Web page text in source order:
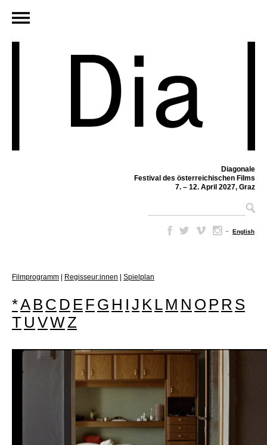
Diagonale
Festival des österreichischen Films
7. – 12. April 2027, Graz
– English
Filmprogramm Regisseur:innen Spielplan
*A B C D E F G H I J K L M N O P R S
T U VWZ